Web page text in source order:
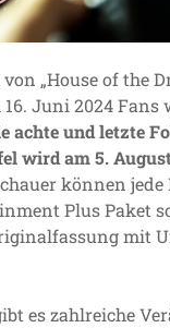
„House of the
Juni 2024
achte und letzte
wird am 5.
können jede
Plus Paket
mit
es zahlreiche